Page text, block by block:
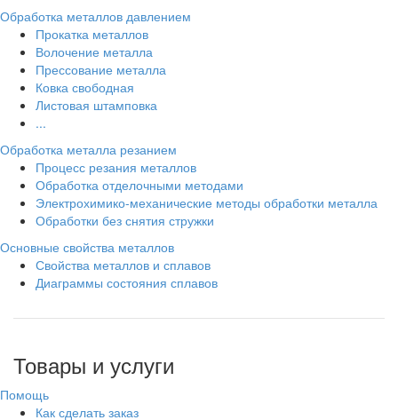
Обработка металлов давлением
Прокатка металлов
Волочение металла
Прессование металла
Ковка свободная
Листовая штамповка
...
Обработка металла резанием
Процесс резания металлов
Обработка отделочными методами
Электрохимико-механические методы обработки металла
Обработки без снятия стружки
Основные свойства металлов
Свойства металлов и сплавов
Диаграммы состояния сплавов
Товары и услуги
Помощь
Как сделать заказ